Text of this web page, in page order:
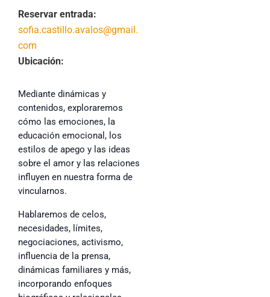
Reservar entrada:
sofia.castillo.avalos@gmail.
com
Ubicación:
Mediante dinámicas y
contenidos, exploraremos
cómo las emociones, la
educación emocional, los
estilos de apego y las ideas
sobre el amor y las relaciones
influyen en nuestra forma de
vincularnos.
Hablaremos de celos,
necesidades, límites,
negociaciones, activismo,
influencia de la prensa,
dinámicas familiares y más,
incorporando enfoques